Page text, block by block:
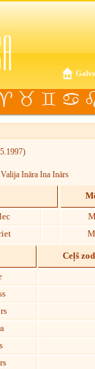
Valija Ināra Ina Inārs
Ceļš